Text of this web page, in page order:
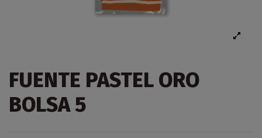
FUENTE PASTEL ORO
BOLSA 5